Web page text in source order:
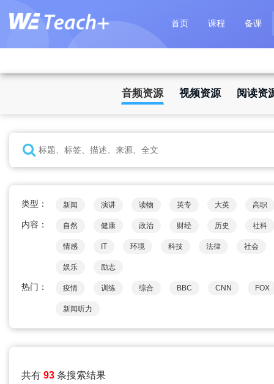
首页 课程 备课
音频资源 视频资源 阅读资
类型： 新闻 演讲 读物 英专 大英 高职
内容： 自然 健康 政治 财经 历史 社科
情感 IT 环境 科技 法律 社会
娱乐 励志
热门： 疫情 训练 综合 BBC CNN FOX
新闻听力
共有 93 条搜索结果